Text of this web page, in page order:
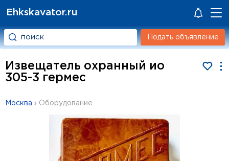
Ehkskavator.ru
Подать объявление
Извещатель охранный ио
305-3 гермес
Москва › Оборудование